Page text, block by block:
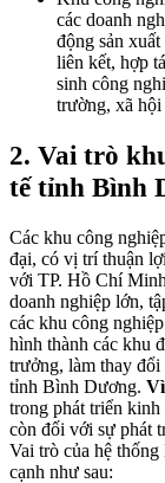
các doanh
động sản
liên kết, hợp
sinh công
trường, xã hội
2. Vai trò
tế tỉnh Bình
Các khu công
đại, có vị trí thuận
với TP. Hồ Chí
doanh nghiệp lớn,
các khu công
hình thành các khu
trưởng, làm thay đổi
tỉnh Bình Dương.
trong phát triển
còn đối với sự phát
Vai trò của hệ
cạnh như sau: